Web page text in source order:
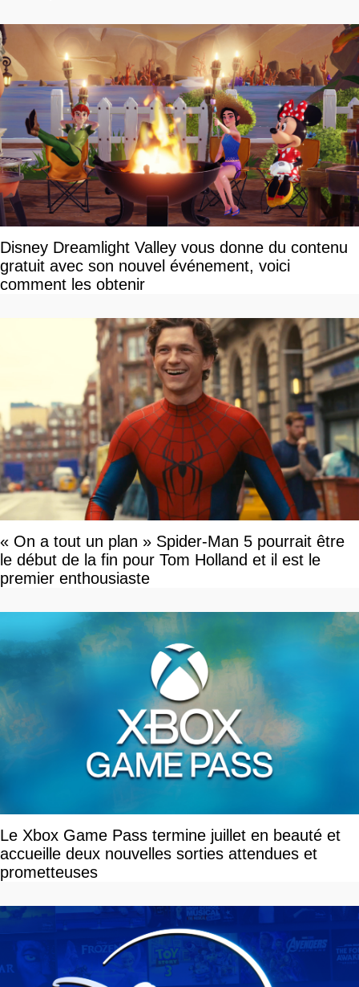
Disney Dreamlight Valley vous donne du contenu
gratuit avec son nouvel événement, voici
comment les obtenir
« On a tout un plan » Spider-Man 5 pourrait être
le début de la fin pour Tom Holland et il est le
premier enthousiaste
Le Xbox Game Pass termine juillet en beauté et
accueille deux nouvelles sorties attendues et
prometteuses